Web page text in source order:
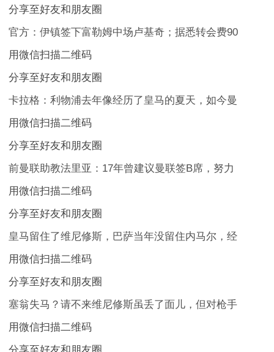
分享至好友和朋友圈
官方：伊镇签下富勒姆中场卢基奇；据悉转会费90
用微信扫描二维码
分享至好友和朋友圈
卡拉格：利物浦去年像经历了皇马的夏天，如今曼
用微信扫描二维码
分享至好友和朋友圈
前曼联助教法里亚：17年曾建议曼联签B席，努力
用微信扫描二维码
分享至好友和朋友圈
皇马留住了维尼修斯，巴萨当年没留住内马尔，经
用微信扫描二维码
分享至好友和朋友圈
塞翁失马？请不来维尼修斯虽丢了面儿，但对枪手
用微信扫描二维码
分享至好友和朋友圈